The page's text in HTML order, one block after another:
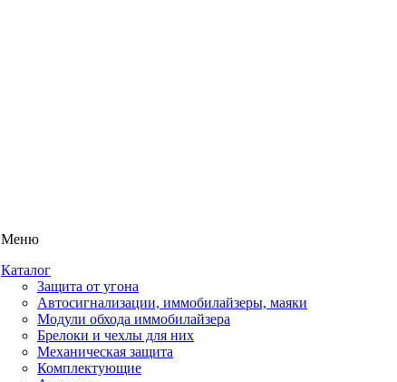
Меню
Каталог
Защита от угона
Автосигнализации, иммобилайзеры, маяки
Модули обхода иммобилайзера
Брелоки и чехлы для них
Механическая защита
Комплектующие